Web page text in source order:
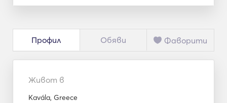
Профил Обяви Фаворити
Живот в
Kavála, Greece